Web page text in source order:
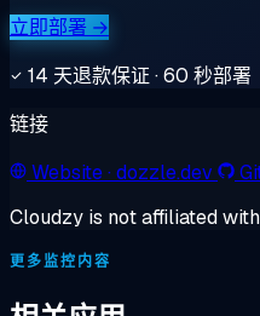
立即部署 →
14 天退款保证 · 60 秒部署
链接
Website· dozzle.dev
Cloudzy is not affiliated
更多监控内容